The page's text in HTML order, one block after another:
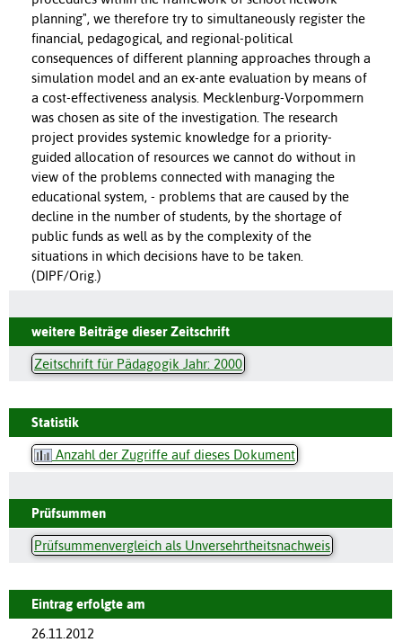
planning", we therefore try to simultaneously register the
financial, pedagogical, and regional-political
consequences of different planning approaches through a
simulation model and an ex-ante evaluation by means of
a cost-effectiveness analysis. Mecklenburg-Vorpommern
was chosen as site of the investigation. The research
project provides systemic knowledge for a priority-
guided allocation of resources we cannot do without in
view of the problems connected with managing the
educational system, - problems that are caused by the
decline in the number of students, by the shortage of
public funds as well as by the complexity of the
situations in which decisions have to be taken.
(DIPF/Orig.)
weitere Beiträge dieser Zeitschrift
Zeitschrift für Pädagogik Jahr: 2000
Statistik
Anzahl der Zugriffe auf dieses Dokument
Prüfsummen
Prüfsummenvergleich als Unversehrtheitsnachweis
Eintrag erfolgte am
26.11.2012